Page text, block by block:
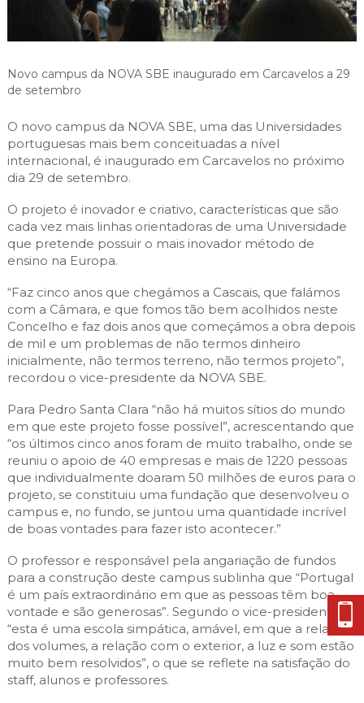
Planeamento Estratégico
Urbanismo
Cascais Próxima
Economia & Inovação
Governação
Qualidade de vida
Sociedade & Educação
Agenda do executivo
ESTUDAR
TEMPOS LIVRES
MOBILIDADE
INVESTIR EM CASCAIS
SERVIÇOS
MAPA DO PORTAL
Novo campus da NOVA SBE inaugurado em Carcavelos a 29
de setembro
O novo campus da NOVA SBE, uma das Universidades
portuguesas mais bem conceituadas a nível
internacional, é inaugurado em Carcavelos no próximo
dia 29 de setembro.
O projeto é inovador e criativo, características que são
cada vez mais linhas orientadoras de uma Universidade
que pretende possuir o mais inovador método de
ensino na Europa.
“Faz cinco anos que chegámos a Cascais, que falámos
com a Câmara, e que fomos tão bem acolhidos neste
Concelho e faz dois anos que começámos a obra depois
de mil e um problemas de não termos dinheiro
inicialmente, não termos terreno, não termos projeto”,
recordou o vice-presidente da NOVA SBE.
Para Pedro Santa Clara “não há muitos sítios do mundo
em que este projeto fosse possível”, acrescentando que
“os últimos cinco anos foram de muito trabalho, onde se
reuniu o apoio de 40 empresas e mais de 1220 pessoas
que individualmente doaram 50 milhões de euros para o
projeto, se constituiu uma fundação que desenvolveu o
campus e, no fundo, se juntou uma quantidade incrível
de boas vontades para fazer isto acontecer.”
O professor e responsável pela angariação de fundos
para a construção deste campus sublinha que “Portugal
é um país extraordinário em que as pessoas têm boa
vontade e são generosas”. Segundo o vice-presidente,
“esta é uma escola simpática, amável, em que a relação
dos volumes, a relação com o exterior, a luz e som estão
muito bem resolvidos”, o que se reflete na satisfação do
staff, alunos e professores.